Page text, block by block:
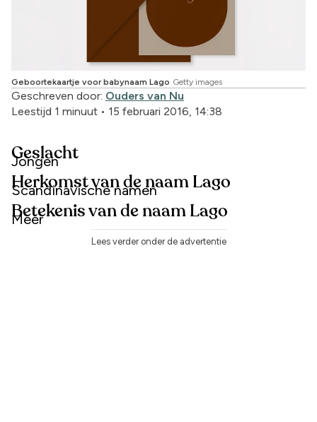
Geboortekaartje voor babynaam Lago Getty images
Geschreven door: Ouders van Nu
Leestijd 1 minuut • 15 februari 2016, 14:38
Geslacht
Jongen
Herkomst van de naam Lago
Scandinavische namen
Betekenis van de naam Lago
Meer
Lees verder onder de advertentie